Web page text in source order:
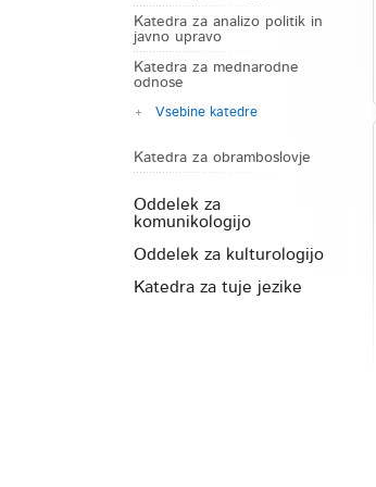
Katedra za analizo politik in
javno upravo
Katedra za mednarodne
odnose
Vsebine katedre
Katedra za obramboslovje
Oddelek za
komunikologijo
Oddelek za kulturologijo
Katedra za tuje jezike